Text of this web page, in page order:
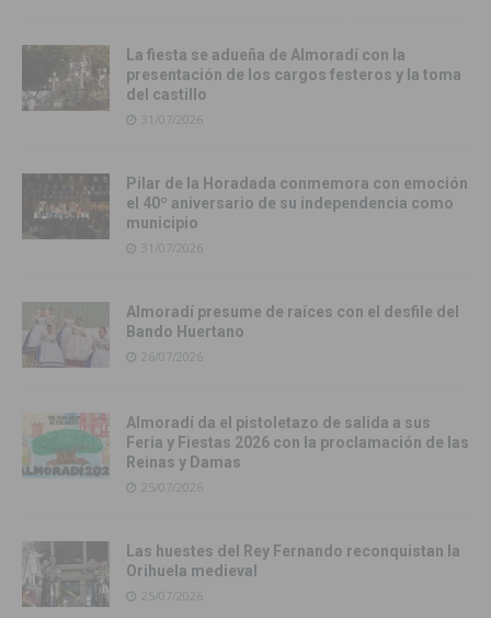
La fiesta se adueña de Almoradí con la
presentación de los cargos festeros y la toma
del castillo
31/07/2026
Pilar de la Horadada conmemora con emoción
el 40º aniversario de su independencia como
municipio
31/07/2026
Almoradí presume de raíces con el desfile del
Bando Huertano
26/07/2026
Almoradí da el pistoletazo de salida a sus
Feria y Fiestas 2026 con la proclamación de las
Reinas y Damas
25/07/2026
Las huestes del Rey Fernando reconquistan la
Orihuela medieval
25/07/2026